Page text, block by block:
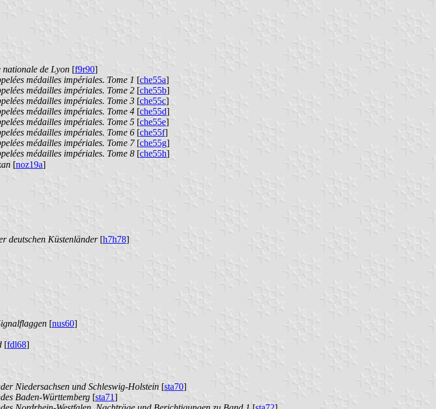
nationale de Lyon [f9r90]
médailles impériales. Tome 1 [che55a]
médailles impériales. Tome 2 [che55b]
médailles impériales. Tome 3 [che55c]
médailles impériales. Tome 4 [che55d]
médailles impériales. Tome 5 [che55e]
médailles impériales. Tome 6 [che55f]
médailles impériales. Tome 7[che55g]
médailles impériales. Tome 8 [che55h]
[noz19a]
deutschen Küstenländer[h7h78]
[nus60]
[fdl68]
Niedersachsen und Schleswig-Holstein [sta70]
Baden-Württemberg [sta71]